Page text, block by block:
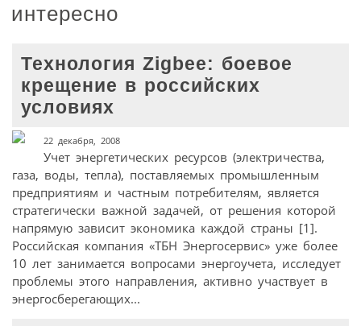
интересно
Технология Zigbee: боевое
крещение в российских
условиях
22 декабря, 2008
Учет энергетических ресурсов (электричества,
газа, воды, тепла), поставляемых промышленным
предприятиям и частным потребителям, является
стратегически важной задачей, от решения которой
напрямую зависит экономика каждой страны [1].
Российская компания «ТБН Энергосервис» уже более
10 лет занимается вопросами энергоучета, исследует
проблемы этого направления, активно участвует в
энергосберегающих...